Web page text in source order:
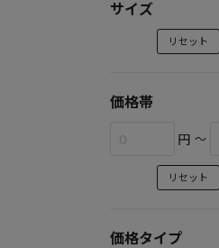
サイズ
リセット
価格帯
円 ～
リセット
価格タイプ